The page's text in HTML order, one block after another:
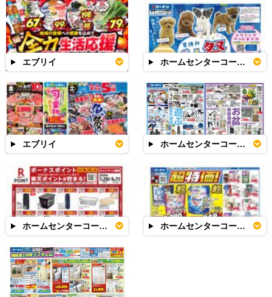
エブリイ ホームセンターコーナン
エブリイ ホームセンターコーナン
ホームセンターコーナン ホームセンターコーナン